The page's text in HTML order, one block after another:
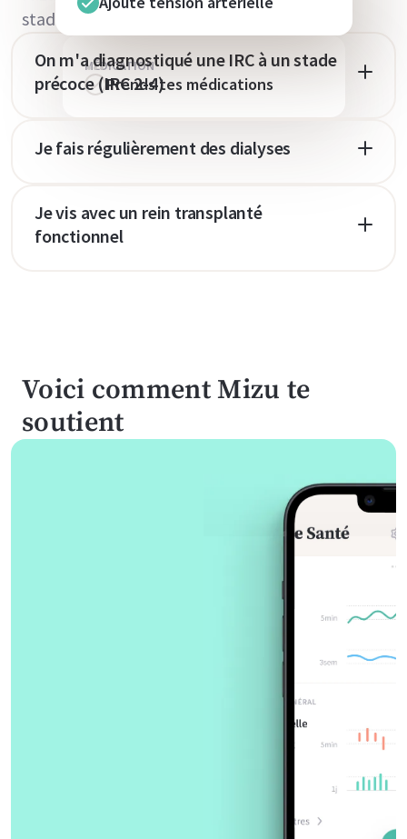
MÉDICATION
Prends tes médications
stade de ta maladie chronique (MRC).
On m'a diagnostiqué une IRC à un stade
précoce (IRC 2-4)
Je fais régulièrement des dialyses
Je vis avec un rein transplanté
fonctionnel
Voici comment Mizu te
soutient